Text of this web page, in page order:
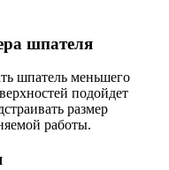
шпателя
шпатель меньшего
подойдет
размер
работы.